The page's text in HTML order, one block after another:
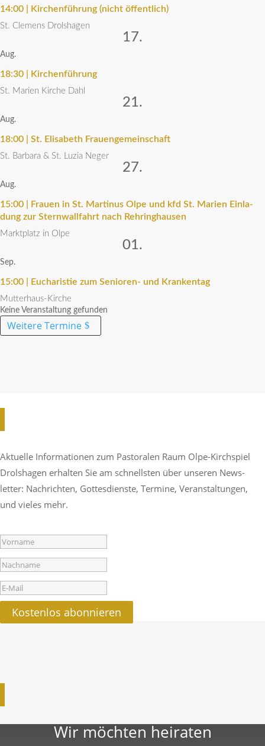
14:00 | Kirchen­füh­rung (nicht öffentlich)
St. Clemens Drolshagen
17.
Aug.
18:30 | Kirchenführung
St. Marien Kirche Dahl
21.
Aug.
18:00 | St. Elisa­beth Frauengemeinschaft
St. Barbara & St. Luzia Neger
27.
Aug.
15:00 | Frauen in St. Martinus Olpe und kfd St. Marien Einla­
dung zur Stern­wall­fahrt nach Rehringhausen
Markt­platz in Olpe
01.
Sep.
15:00 | Eucha­ristie zum Senioren- und Krankentag
Mutter­haus-Kirche
Keine Veran­stal­tung gefunden
Weitere Termine
Aktu­elle Infor­ma­tionen zum Pasto­ralen Raum Olpe-Kirch­spiel
Drol­s­hagen erhalten Sie am schnellsten über unseren News­
letter: Nach­richten, Gottes­dienste, Termine, Veran­stal­tungen,
und vieles mehr.
Kostenlos abon­nieren
Wir möchten heiraten